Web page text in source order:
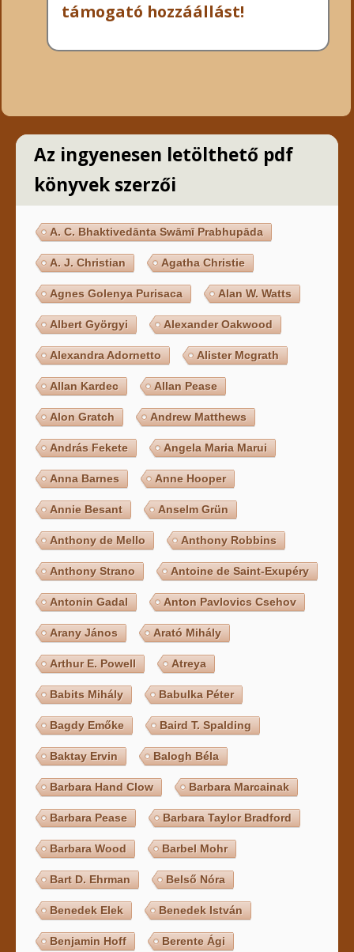
támogató hozzáállást!
Az ingyenesen letölthető pdf
könyvek szerzői
A. C. Bhaktivedānta Swāmī Prabhupāda
A. J. Christian Agatha Christie
Agnes Golenya Purisaca Alan W. Watts
Albert Györgyi Alexander Oakwood
Alexandra Adornetto Alister Mcgrath
Allan Kardec Allan Pease
Alon Gratch Andrew Matthews
András Fekete Angela Maria Marui
Anna Barnes Anne Hooper
Annie Besant Anselm Grün
Anthony de Mello Anthony Robbins
Anthony Strano Antoine de Saint-Exupéry
Antonin Gadal Anton Pavlovics Csehov
Arany János Arató Mihály
Arthur E. Powell Atreya
Babits Mihály Babulka Péter
Bagdy Emőke Baird T. Spalding
Baktay Ervin Balogh Béla
Barbara Hand Clow Barbara Marcainak
Barbara Pease Barbara Taylor Bradford
Barbara Wood Barbel Mohr
Bart D. Ehrman Belső Nóra
Benedek Elek Benedek István
Benjamin Hoff Berente Ági